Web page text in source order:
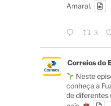
Amaral.
3
Correios do
Neste
conheça a
de diferentes